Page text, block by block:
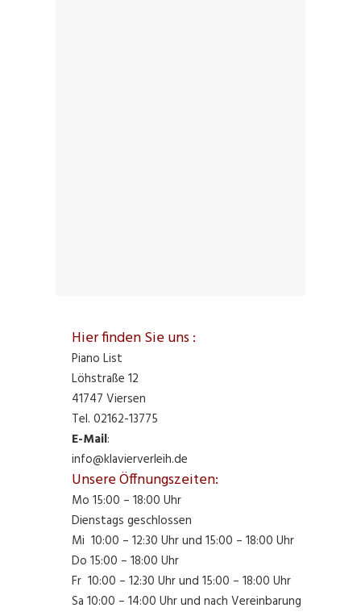
Hier finden Sie uns :
Piano List
Löhstraße 12
41747 Viersen
Tel. 02162-13775
E-Mail:
info@klavierverleih.de
Unsere Öffnungszeiten:
Mo 15:00 – 18:00 Uhr
Dienstags geschlossen
Mi 10:00 – 12:30 Uhr und 15:00 – 18:00 Uhr
Do 15:00 – 18:00 Uhr
Fr 10:00 – 12:30 Uhr und 15:00 – 18:00 Uhr
Sa 10:00 – 14:00 Uhr und nach Vereinbarung